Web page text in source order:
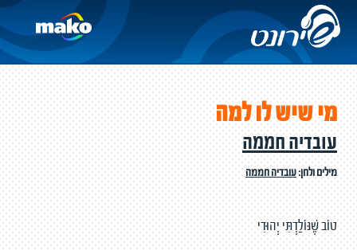
מי שיש לו למה
עובדיה חממה
מילים ולחן:עובדיה חממה
טוֹב שֶׁנּוֹלַדְתִּי יְהוּדִי